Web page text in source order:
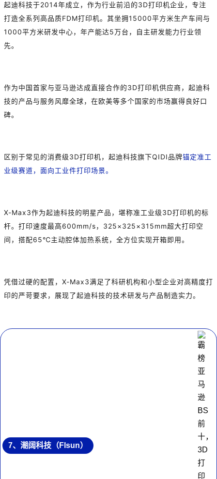
起迪科技于2014年成立，作为行业前沿的3D打印机企业，专注
打造全系列高品质FDM打印机。其坐拥15000平方米生产车间与
1000平方米研发中心，年产能达5万台，自主研发能力行业领
先。
作为中国首家与亚马逊达成直接合作的3D打印机供应商，起迪科
技的产品与服务风靡全球，在欧美等多个国家的市场赢得良好口
碑。
区别于常见的消费级3D打印机，起迪科技旗下QIDI品牌锚定准工
业级赛道，面向工业件打印场景。
X-Max3作为起迪科技的明星产品，堪称准工业级3D打印机的标
杆。打印速度最高600mm/s，325×325×315mm超大打印空
间，搭配65℃主动腔体加热系统，全方位实现开箱即用。
凭借过硬的配置，X-Max3满足了科研机构和小型企业对高精度打
印的严苛要求，展现了起迪科技的技术研发与产品制造实力。
7、潮阔科技（Flsun）